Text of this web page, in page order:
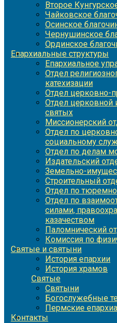
Второе
Чайковское
Осинское
Чернушинское
Ординское
Епархиальные структуры
Епархиальное
Отдел
катехизации
Отдел церковно-
Отдел церковной
святых
Миссионерский
Отдел по
социальному
Отдел по делам
Издательский
Земельно-
Строительный
Отдел по
Отдел по
силами,
казачеством
Паломнический
Комиссия по
Святые и святыни
История епархии
История храмов
Святые
Святыни
Богослужебные
Пермские
Контакты